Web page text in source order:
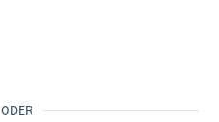
ODER